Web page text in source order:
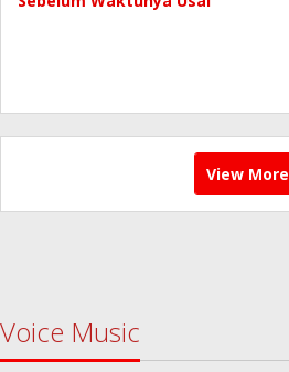
View More
Voice Music